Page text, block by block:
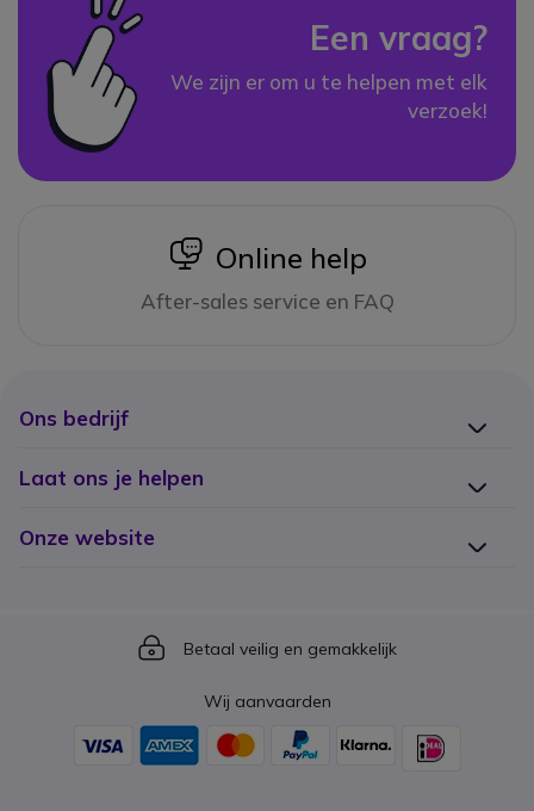
Een vraag?
We zijn er om u te helpen met elk
verzoek!
icon
Online help
After-sales service en FAQ
Ons bedrijf
Laat ons je helpen
Onze website
Icon
Betaal veilig en gemakkelijk
Wij aanvaarden